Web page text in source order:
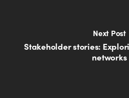
Next Post
Stakeholder stories:
networks